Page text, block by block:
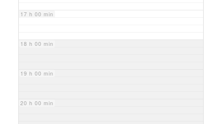
17 h 00 min
18 h 00 min
19 h 00 min
20 h 00 min